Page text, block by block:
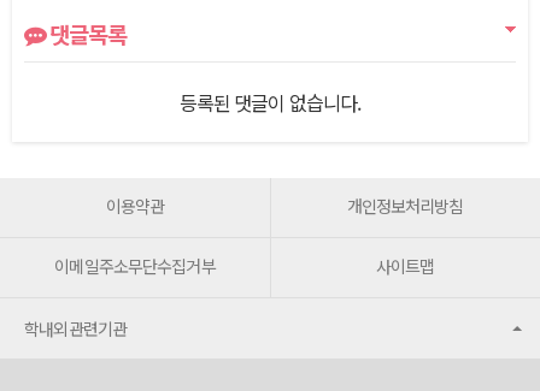
댓글목록
등록된 댓글이 없습니다.
이용약관 개인정보처리방침
이메일주소무단수집거부 사이트맵
학내외관련기관